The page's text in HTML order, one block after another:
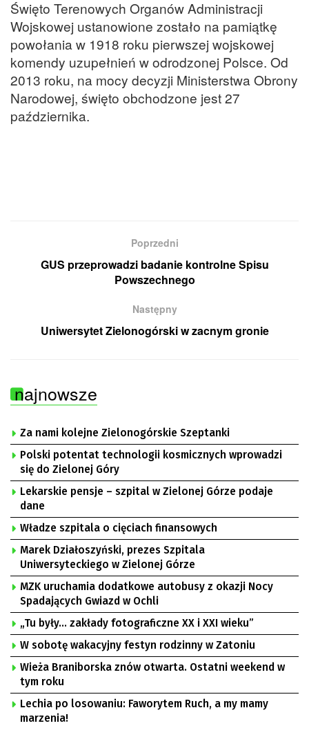
Święto Terenowych Organów Administracji
Wojskowej ustanowione zostało na pamiątkę
powołania w 1918 roku pierwszej wojskowej
komendy uzupełnień w odrodzonej Polsce. Od
2013 roku, na mocy decyzji Ministerstwa Obrony
Narodowej, święto obchodzone jest 27
października.
Poprzedni
GUS przeprowadzi badanie kontrolne Spisu
Powszechnego
Następny
Uniwersytet Zielonogórski w zacnym gronie
najnowsze
Za nami kolejne Zielonogórskie Szeptanki
Polski potentat technologii kosmicznych wprowadzi
się do Zielonej Góry
Lekarskie pensje – szpital w Zielonej Górze podaje
dane
Władze szpitala o cięciach finansowych
Marek Działoszyński, prezes Szpitala
Uniwersyteckiego w Zielonej Górze
MZK uruchamia dodatkowe autobusy z okazji Nocy
Spadających Gwiazd w Ochli
„Tu były… zakłady fotograficzne XX i XXI wieku”
W sobotę wakacyjny festyn rodzinny w Zatoniu
Wieża Braniborska znów otwarta. Ostatni weekend w
tym roku
Lechia po losowaniu: Faworytem Ruch, a my mamy
marzenia!